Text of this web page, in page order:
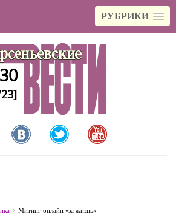
РУБРИКИ
30
Митинг онлайн «за жизнь»